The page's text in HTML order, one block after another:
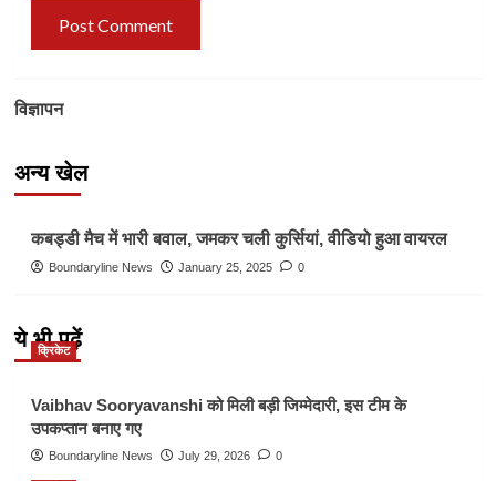
विज्ञापन
अन्य खेल
Other Sports
कबड्डी मैच में भारी बवाल, जमकर चली कुर्सियां, वीडियो हुआ वायरल
Boundaryline News January 25, 2025 0
ये भी पढ़ें
क्रिकेट
Vaibhav Sooryavanshi को मिली बड़ी जिम्मेदारी, इस टीम के
उपकप्तान बनाए गए
Boundaryline News July 29, 2026 0